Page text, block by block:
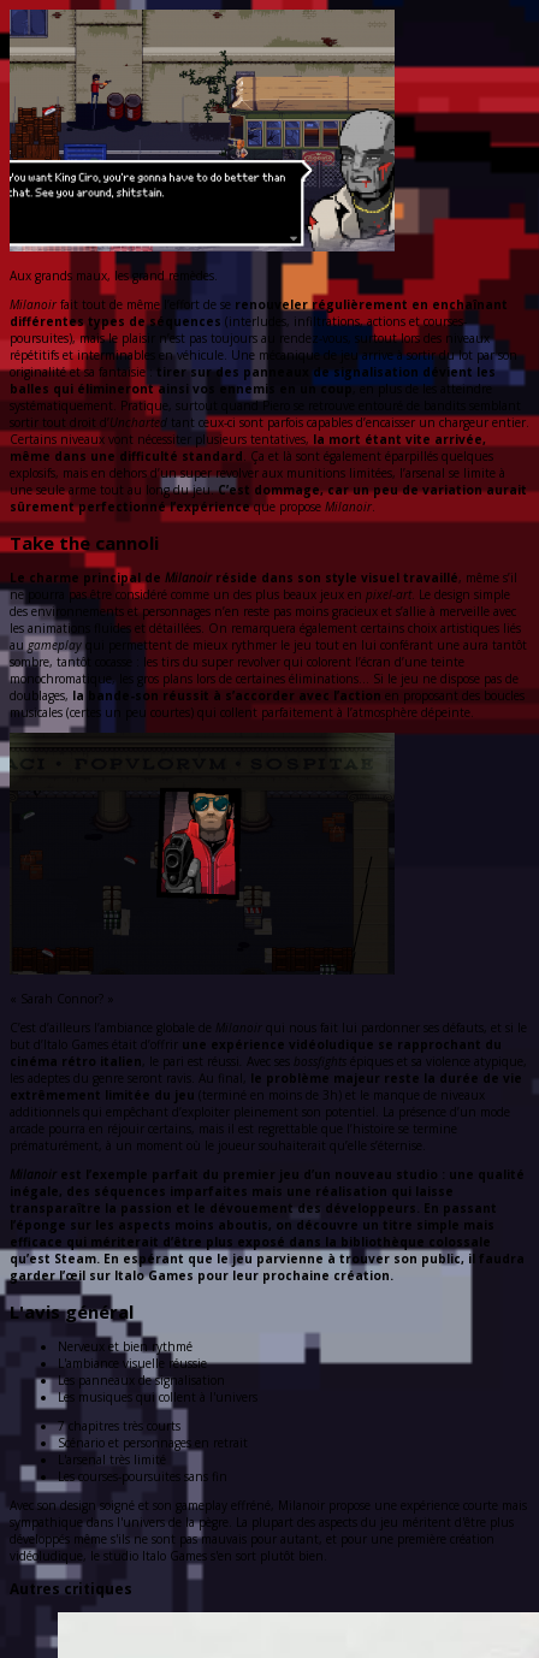
Aux grands maux, les grand remèdes.
Milanoir fait tout de même l’effort de se renouveler régulièrement en enchaînant
différentes types de séquences (interludes, infiltrations, actions et courses-
poursuites), mais le plaisir n’est pas toujours au rendez-vous, surtout lors des niveaux
répétitifs et interminables en véhicule. Une mécanique de jeu arrive à sortir du lot par son
originalité et sa fantaisie : tirer sur des panneaux de signalisation dévient les
balles qui élimineront ainsi vos ennemis en un coup, en plus de les atteindre
systématiquement. Pratique, surtout quand Piero se retrouve entouré de bandits semblant
sortir tout droit d’Uncharted tant ceux-ci sont parfois capables d’encaisser un chargeur entier.
Certains niveaux vont nécessiter plusieurs tentatives, la mort étant vite arrivée,
même dans une difficulté standard. Ça et là sont également éparpillés quelques
explosifs, mais en dehors d’un super revolver aux munitions limitées, l’arsenal se limite à
une seule arme tout au long du jeu.C’est dommage, car un peu de variation aurait
sûrement perfectionné l’expérienceque propose Milanoir.
Take the cannoli
Le charme principal de Milanoirréside dans son style visuel travaillé, même s’il
ne pourra pas être considéré comme un des plus beaux jeux en pixel-art. Le design simple
des environnements et personnages n’en reste pas moins gracieux et s’allie à merveille avec
les animations fluides et détaillées. On remarquera également certains choix artistiques liés
au gameplay qui permettent de mieux rythmer le jeu tout en lui conférant une aura tantôt
sombre, tantôt cocasse : les tirs du super revolver qui colorent l’écran d’une teinte
monochromatique, les gros plans lors de certaines éliminations… Si le jeu ne dispose pas de
doublages, la bande-son réussit à s’accorder avec l’action en proposant des boucles
musicales (certes un peu courtes) qui collent parfaitement à l’atmosphère dépeinte.
« Sarah Connor? »
C’est d’ailleurs l’ambiance globale de Milanoir qui nous fait lui pardonner ses défauts, et si le
but d’Italo Games était d’offrir une expérience vidéoludique se rapprochant du
cinéma rétro italien , le pari est réussi Avec ses bossfights épiques et sa violence atypique,
les adeptes du genre seront ravis. Au final, le problème majeur reste la durée de vie
extrêmement limitée du jeu (terminé en moins de 3h) et le manque de niveaux
additionnels qui empêchant d’exploiter pleinement son potentiel. La présence d’un mode
arcade pourra en réjouir certains, mais il est regrettable que l’histoire se termine
prématurément, à un moment où le joueur souhaiterait qu’elle s’éternise.
Milanoir est l’exemple parfait du premier jeu d’un nouveau studio : une qualité
inégale, des séquences imparfaites mais une réalisation qui laisse
transparaître la passion et le dévouement des développeurs. En passant
l’éponge sur les aspects moins aboutis, on découvre un titre simple mais
efficace qui mériterait d’être plus exposé dans la bibliothèque colossale
qu’est Steam. En espérant que le jeu parvienne à trouver son public, il faudra
garder l’œil sur Italo Games pour leur prochaine création.
L'avis général
Nerveux et bien rythmé
L'ambiance visuelle réussie
Les panneaux de signalisation
Les musiques qui collent à l'univers
7 chapitres très courts
Scénario et personnages en retrait
L'arsenal très limité
Les courses-poursuites sans fin
Avec son design soigné et son gameplay effréné, Milanoir propose une expérience courte mais
sympathique dans l'univers de la pègre. La plupart des aspects du jeu méritent d'être plus
développés même s'ils ne sont pas mauvais pour autant, et pour une première création
vidéoludique, le studio Italo Games s'en sort plutôt bien.
Autres critiques